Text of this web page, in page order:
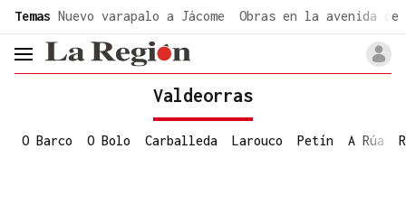
Temas Nuevo varapalo a Jácome Obras en la avenida de
header.menu.open
Valdeorras
O Barco O Bolo Carballeda Larouco Petín A Rúa